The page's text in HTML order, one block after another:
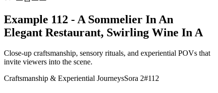
Example 112 - A Sommelier In An
Elegant Restaurant, Swirling Wine In A
Close-up craftsmanship, sensory rituals, and experiential POVs that
invite viewers into the scene.
Craftsmanship & Experiential JourneysSora 2#112